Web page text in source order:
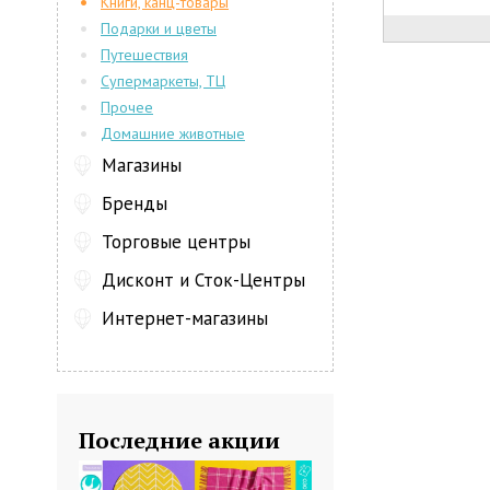
Подарки и цветы
Путешествия
Супермаркеты, ТЦ
Прочее
Домашние животные
Магазины
Бренды
Торговые центры
Дисконт и Сток-Центры
Интернет-магазины
Последние акции